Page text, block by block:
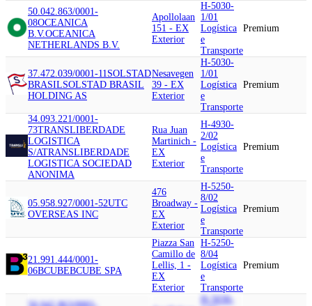
50.042.863/0001-
08OCEANICA
B.V.OCEANICA
NETHERLANDS B.V.
Apollolaan
151 - EX
Exterior
H-5030-
1/01
Logística
e
Transporte
Premium
37.472.039/0001-11SOLSTAD
BRASILSOLSTAD BRASIL
HOLDING AS
Nesavegen
39 - EX
Exterior
H-5030-
1/01
Logística
e
Transporte
Premium
34.093.221/0001-
73TRANSLIBERDADE
LOGISTICA
S/ATRANSLIBERDADE
LOGISTICA SOCIEDAD
ANONIMA
Rua Juan
Martinich -
EX
Exterior
H-4930-
2/02
Logística
e
Transporte
Premium
05.958.927/0001-52UTC
OVERSEAS INC
476
Broadway -
EX
Exterior
H-5250-
8/02
Logística
e
Transporte
Premium
21.991.444/0001-
06BCUBEBCUBE SPA
Piazza San
Camillo de
Lellis, 1 -
EX
Exterior
H-5250-
8/04
Logística
e
Transporte
Premium
H-5030-